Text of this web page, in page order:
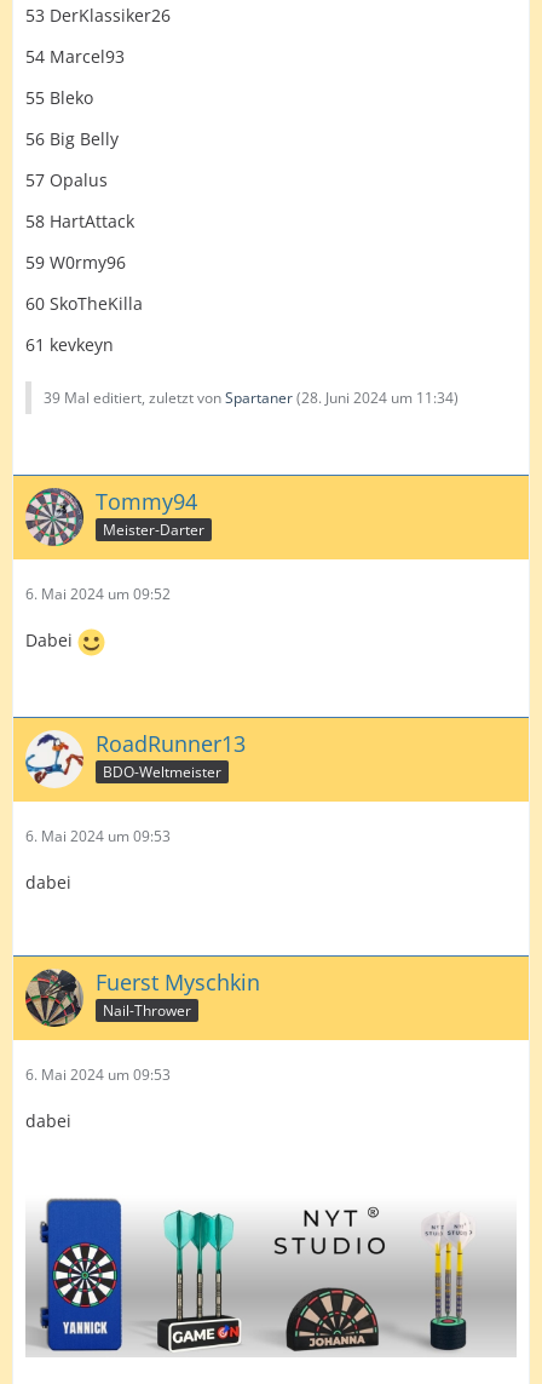
53 DerKlassiker26
54 Marcel93
55 Bleko
56 Big Belly
57 Opalus
58 HartAttack
59 W0rmy96
60 SkoTheKilla
61 kevkeyn
39 Mal editiert, zuletzt vonSpartaner(28. Juni 2024 um 11:34)
Tommy94
Meister-Darter
6. Mai 2024 um 09:52
Dabei
RoadRunner13
BDO-Weltmeister
6. Mai 2024 um 09:53
dabei
Fuerst Myschkin
Nail-Thrower
6. Mai 2024 um 09:53
dabei